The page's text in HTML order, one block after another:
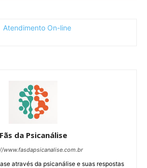
Fãs da Psicanálise
www.fasdapsicanalise.com.br
através da psicanálise e suas respostas